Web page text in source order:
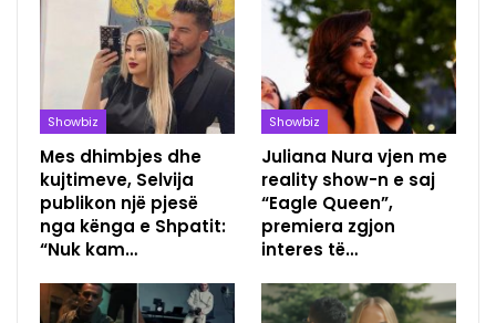
Showbiz
Mes dhimbjes dhe
kujtimeve, Selvija
publikon një pjesë
nga kënga e Shpatit:
“Nuk kam…
Showbiz
Juliana Nura vjen me
reality show-n e saj
“Eagle Queen”,
premiera zgjon
interes të…